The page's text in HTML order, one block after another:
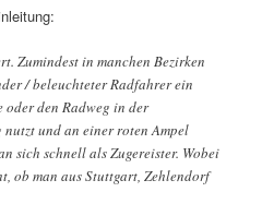
Zumindest in manchen Bezirken
/ beleuchteter Radfahrer ein
oder den Radweg in der
und an einer roten Ampel
sich schnell als Zugereister. Wobei
ob man aus Stuttgart, Zehlendorf